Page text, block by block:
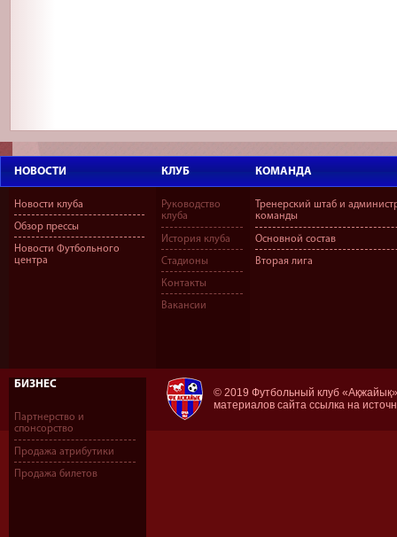
НОВОСТИ
Новости клуба
Обзор прессы
Новости Футбольного
центра
КЛУБ
Руководство
клуба
История клуба
Стадионы
Контакты
Вакансии
КОМАНДА
Тренерский штаб и
команды
Основной состав
Вторая лига
БИЗНЕС
Партнерство и
спонсорство
Продажа атрибутики
Продажа билетов
© 2019 Футбольный клуб
материалов сайта ссылка на